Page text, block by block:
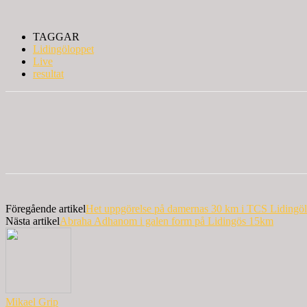
TAGGAR
Lidingöloppet
Live
resultat
Föregående artikelHet uppgörelse på damernas 30 km i TCS
Nästa artikelAbraha Adhanom i galen form på Lidingös 15km
Mikael Grip